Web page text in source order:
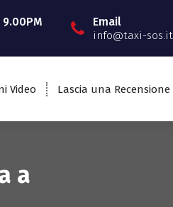
Email
info@taxi-sos.it
Video Lascia una Recensione
a